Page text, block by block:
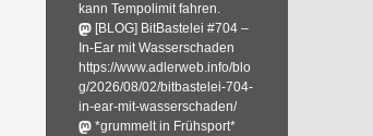
kann Tempolimit fahren.
[BLOG] BitBastelei #704 –
In-Ear mit Wasserschaden
https://www.adlerweb.info/blo
g/2026/08/02/bitbastelei-704-
in-ear-mit-wasserschaden/
*grummelt in Frühsport*